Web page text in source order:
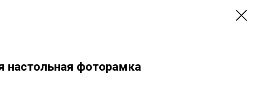
настольная фоторамка